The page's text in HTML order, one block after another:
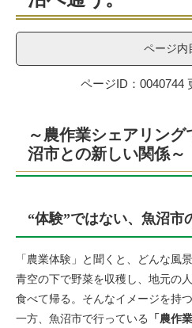
ページ内
ページID：0040744
～農作業シェアリン
沼市との新しい関係～
“体験”ではない、魚沼市
「農業体験」と聞くと、どんな風
青空の下で野菜を収穫し、地元の
食べて帰る。そんなイメージを持
一方、魚沼市で行っている
「農作